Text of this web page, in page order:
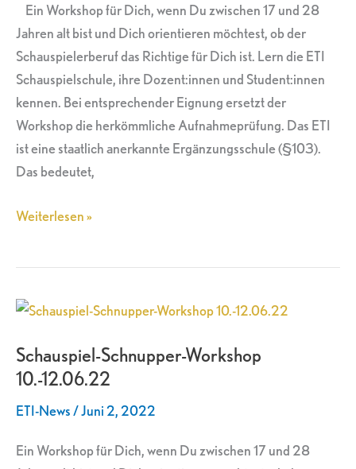
Ein Workshop für Dich, wenn Du zwischen 17 und 28
Jahren alt bist und Dich orientieren möchtest, ob der
Schauspielerberuf das Richtige für Dich ist. Lern die ETI
Schauspielschule, ihre Dozent:innen und Student:innen
kennen. Bei entsprechender Eignung ersetzt der
Workshop die herkömmliche Aufnahmeprüfung. Das ETI
ist eine staatlich anerkannte Ergänzungsschule (§103).
Das bedeutet,
Weiterlesen »
Schauspiel-Schnupper-Workshop
10.-12.06.22
ETI-News/Juni 2, 2022
Ein Workshop für Dich, wenn Du zwischen 17 und 28
Schauspiel-
Workshop
10.-12.06.22